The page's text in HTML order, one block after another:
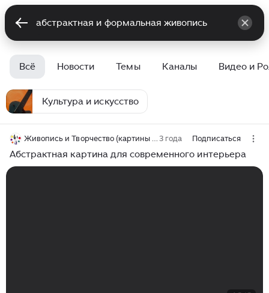
Всё Новости Темы Каналы Видео и
Культура и искусство
Живопись и Творчество (картины на заказ) 3 года Подписаться
Абстрактная картина для современного интерьера